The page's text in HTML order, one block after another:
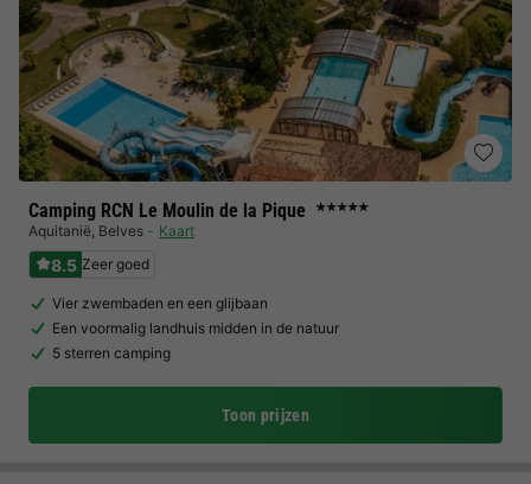
Camping RCN Le Moulin de la Pique ★★★★★
Aquitanië, Belves Kaart
8.5 Zeer goed
Vier zwembaden en een glijbaan
Een voormalig landhuis midden in de natuur
5 sterren camping
Toon prijzen